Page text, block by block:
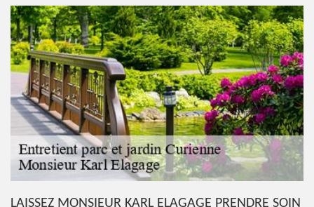
LAISSEZ MONSIEUR KARL ELAGAGE PRENDRE SOIN